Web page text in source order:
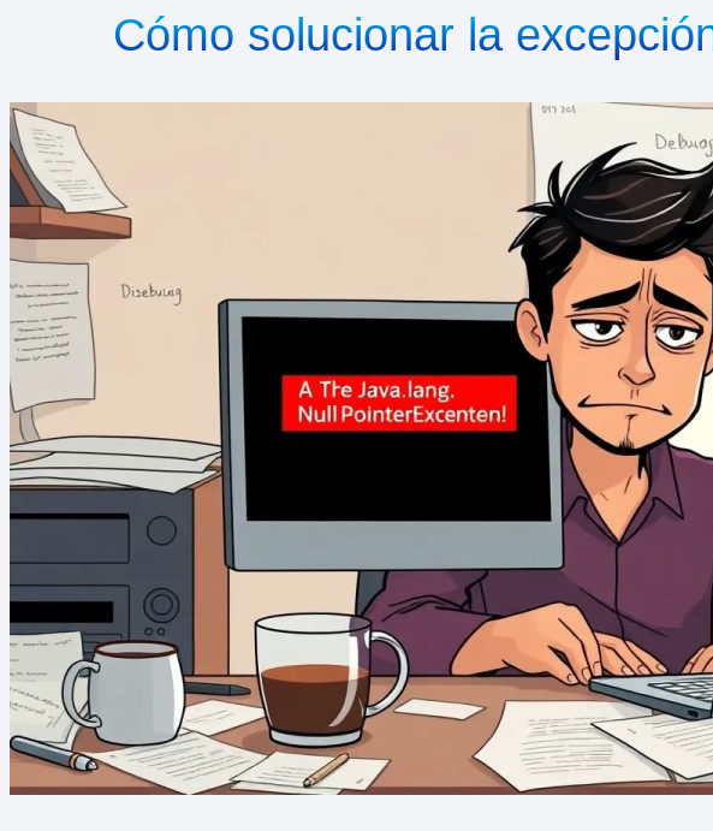
Cómo solucionar la